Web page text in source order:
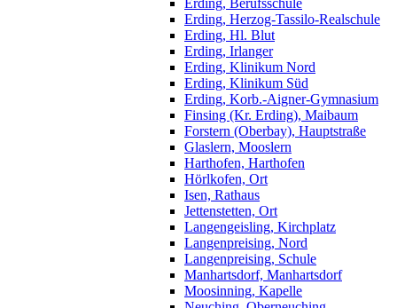
Erding, Berufsschule
Erding, Herzog-Tassilo-Realschule
Erding, Hl. Blut
Erding, Irlanger
Erding, Klinikum Nord
Erding, Klinikum Süd
Erding, Korb.-Aigner-Gymnasium
Finsing (Kr. Erding), Maibaum
Forstern (Oberbay), Hauptstraße
Glaslern, Mooslern
Harthofen, Harthofen
Hörlkofen, Ort
Isen, Rathaus
Jettenstetten, Ort
Langengeisling, Kirchplatz
Langenpreising, Nord
Langenpreising, Schule
Manhartsdorf, Manhartsdorf
Moosinning, Kapelle